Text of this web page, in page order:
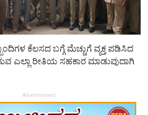
ಕೆಲಸದ ಬಗ್ಗೆ ಮೆಚ್ಚುಗೆ ವ್ಯಕ್ತ ಪಡಿಸಿದ
ಎಲ್ಲಾ ರೀತಿಯ ಸಹಕಾರ ಮಾಡುವುದಾಗಿ
Advertisement